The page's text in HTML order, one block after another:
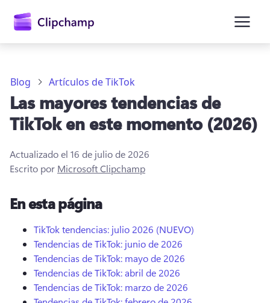
principal
Iniciar sesión
Probar gratis
Blog Artículos de TikTok
Las mayores tendencias de
TikTok en este momento (2026)
Actualizado el 16 de julio de 2026
Escrito por Microsoft Clipchamp
En esta página
TikTok tendencias: julio 2026 (NUEVO)
Tendencias de TikTok: junio de 2026
Tendencias de TikTok: mayo de 2026
Tendencias de TikTok: abril de 2026
Tendencias de TikTok: marzo de 2026